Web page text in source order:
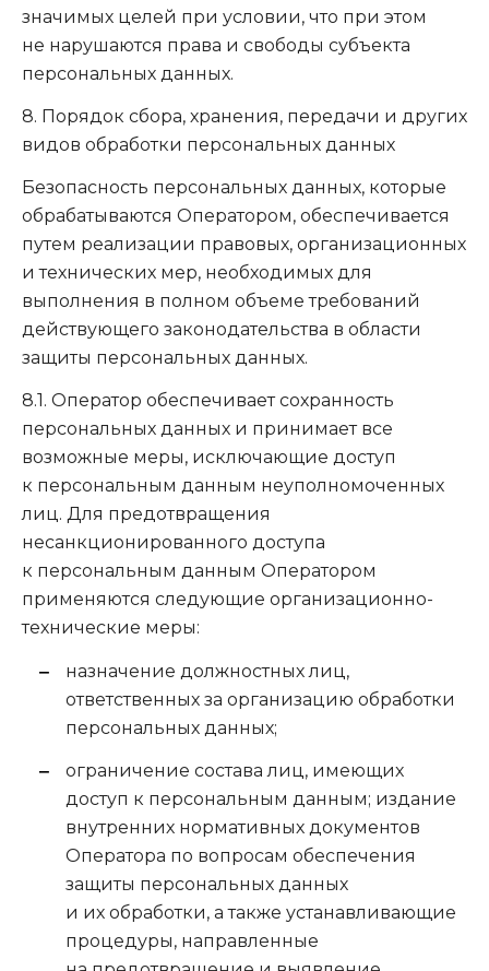
значимых целей при условии, что при этом
не нарушаются права и свободы субъекта
персональных данных.
8. Порядок сбора, хранения, передачи и других
видов обработки персональных данных
Безопасность персональных данных, которые
обрабатываются Оператором, обеспечивается
путем реализации правовых, организационных
и технических мер, необходимых для
выполнения в полном объеме требований
действующего законодательства в области
защиты персональных данных.
8.1. Оператор обеспечивает сохранность
персональных данных и принимает все
возможные меры, исключающие доступ
к персональным данным неуполномоченных
лиц. Для предотвращения
несанкционированного доступа
к персональным данным Оператором
применяются следующие организационно-
технические меры:
назначение должностных лиц,
ответственных за организацию обработки
персональных данных;
ограничение состава лиц, имеющих
доступ к персональным данным; издание
внутренних нормативных документов
Оператора по вопросам обеспечения
защиты персональных данных
и их обработки, а также устанавливающие
процедуры, направленные